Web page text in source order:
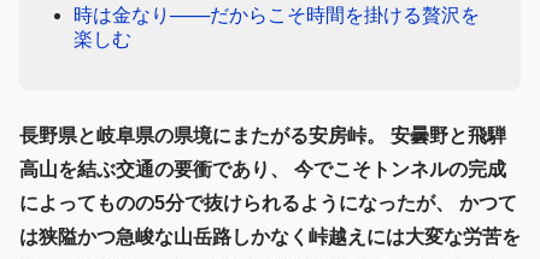
時は金なり───だからこそ時間を掛ける贅沢を
楽しむ
長野県と岐阜県の県境にまたがる安房峠。 安曇野と飛騨
高山を結ぶ交通の要衝であり、 今でこそトンネルの完成
によってものの5分で抜けられるようになったが、 かつて
は狭隘かつ急峻な山岳路しかなく峠越えには大変な労苦を